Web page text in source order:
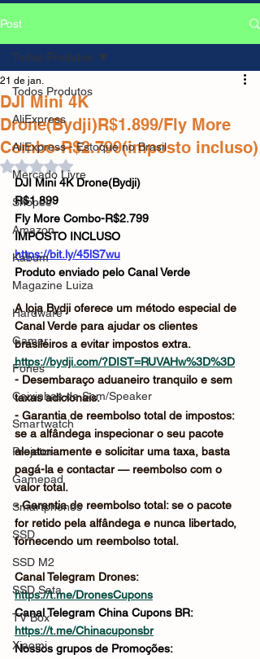
Post
Todos Produtos
AliExpress
AliExpress - Estoque no Brasil
Mercado Livre
Shopee
Amazon
Kabum
Magazine Luiza
Hardware
Gamer
Fones
Caixinhas de Som/Speaker
Smartwatch
Projetor
Gamepad
Smartphones
SSD
SSD M2
SSD Sata
TV Box
Xiaomi
Todos Produtos
DJI Mini 4K
Drone(Bydji)R$1.899/Fly More
Combo-R$2.799(imposto incluso)
21 de jan.
Avaliado com NaN de 5 estrelas.
DJI Mini 4K Drone(Bydji)
R$1.899
Fly More Combo-R$2.799
IMPOSTO INCLUSO
https://bit.ly/45lS7wu
Produto enviado pelo Canal Verde
A loja Bydji oferece um método especial de
Canal Verde para ajudar os clientes
brasileiros a evitar impostos extra.
https://bydji.com/?DIST=RUVAHw%3D%3D
- Desembaraço aduaneiro tranquilo e sem
taxas adicionais.
- Garantia de reembolso total de impostos:
se a alfândega inspecionar o seu pacote
aleatoriamente e solicitar uma taxa, basta
pagá-la e contactar — reembolso com o
valor total.
- Garantia de reembolso total: se o pacote
for retido pela alfândega e nunca libertado,
fornecendo um reembolso total.
Canal Telegram Drones:
https://t.me/DronesCupons
Canal Telegram China Cupons BR:
https://t.me/Chinacuponsbr
Nossos grupos de Promoções: